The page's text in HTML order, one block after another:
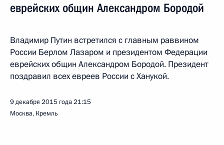
еврейских общин Александром Бородой
Владимир Путин встретился с главным раввином
России Берлом Лазаром и президентом Федерации
еврейских общин Александром Бородой. Президент
поздравил всех евреев России с Ханукой.
9 декабря 2015 года21:15
Москва, Кремль